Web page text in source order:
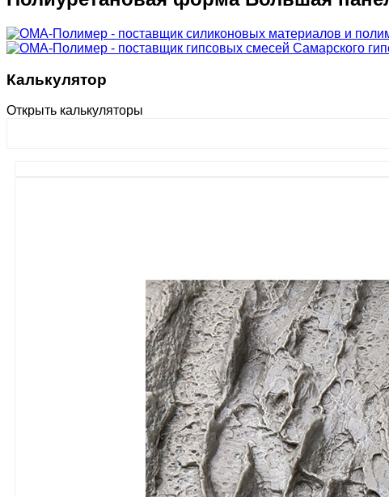
Калькулятор
Открыть калькуляторы